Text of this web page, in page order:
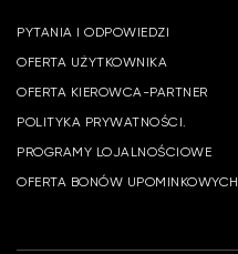
PYTANIA I ODPOWIEDZI
OFERTA UŻYTKOWNIKA
OFERTA KIEROWCA-PARTNER
POLITYKA PRYWATNOŚCI.
PROGRAMY LOJALNOŚCIOWE
OFERTA BONÓW UPOMINKOWYCH